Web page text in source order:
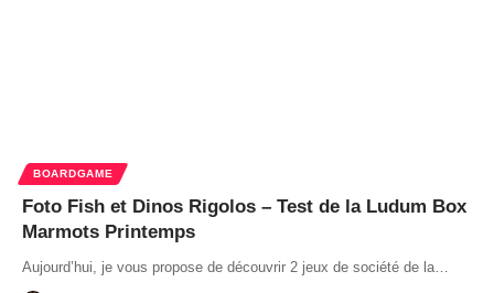
BOARDGAME
Foto Fish et Dinos Rigolos – Test de la Ludum Box
Marmots Printemps
Aujourd’hui, je vous propose de découvrir 2 jeux de société de la…